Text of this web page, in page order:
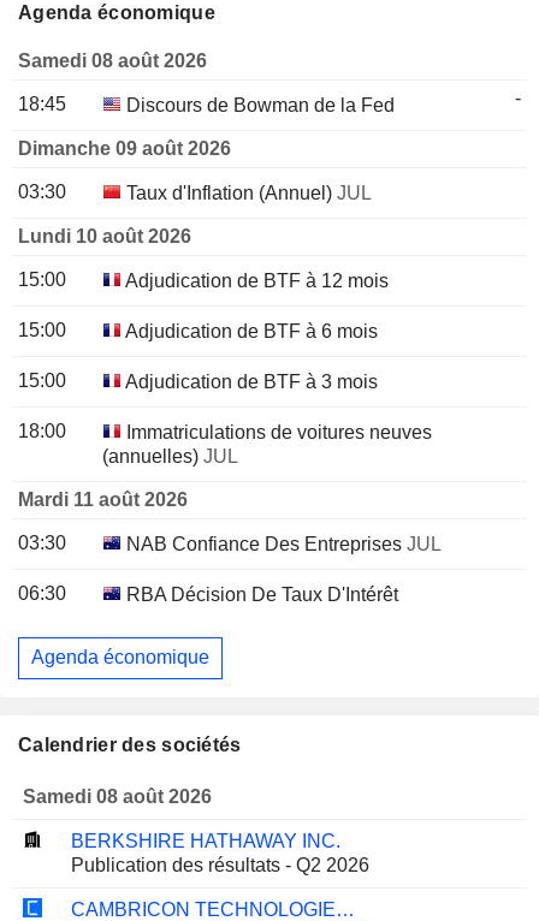
Agenda économique
Samedi 08 août 2026
18:45 Discours de Bowman de la Fed -
Dimanche 09 août 2026
03:30 Taux d'Inflation (Annuel) JUL
Lundi 10 août 2026
15:00 Adjudication de BTF à 12 mois
15:00 Adjudication de BTF à 6 mois
15:00 Adjudication de BTF à 3 mois
18:00
Immatriculations de voitures neuves
(annuelles) JUL
Mardi 11 août 2026
03:30 NAB Confiance Des Entreprises JUL
06:30 RBA Décision De Taux D'Intérêt
Agenda économique
Calendrier des sociétés
Samedi 08 août 2026
BERKSHIRE HATHAWAY INC.
Publication des résultats - Q2 2026
CAMBRICON TECHNOLOGIES CORPORATION LIMITED